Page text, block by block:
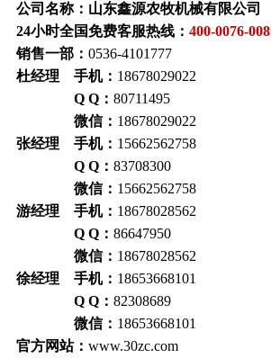
公司名称：山东鑫源农牧机械有限公司
24小时全国免费客服热线： 400-0076-008
销售一部： 0536-4101777
杜经理 手机： 18678029022
Q Q： 80711495
微信： 18678029022
张经理 手机： 15662562758
Q Q： 83708300
微信： 15662562758
游经理 手机： 18678028562
Q Q： 86647950
微信： 18678028562
徐经理 手机： 18653668101
Q Q： 82308689
微信： 18653668101
官方网站： www.30zc.com